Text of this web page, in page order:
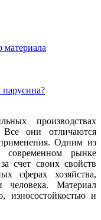
материала
производствах
Все они отличаются
Одним из
современном рынке
счет своих свойств
сферах хозяйства,
человека. Материал
износостойкостью и